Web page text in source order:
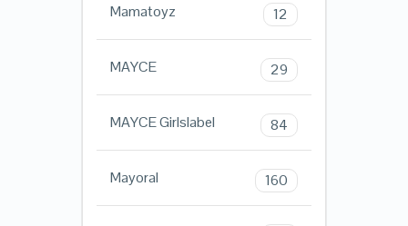
Mamatoyz 12
MAYCE 29
MAYCE Girlslabel 84
Mayoral 160